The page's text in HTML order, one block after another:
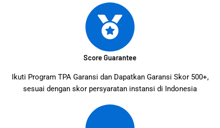
Score Guarantee
Ikuti Program TPA Garansi dan Dapatkan Garansi Skor 500+,
sesuai dengan skor persyaratan instansi di Indonesia